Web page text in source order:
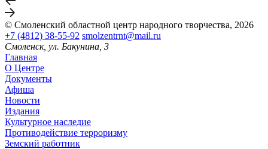
© Смоленский областной центр народного творчества, 2026
+7 (4812) 38-55-92 smolzentrnt@mail.ru
Смоленск, ул. Бакунина, 3
Главная
О Центре
Документы
Афиша
Новости
Издания
Культурное наследие
Противодействие терроризму
Земский работник